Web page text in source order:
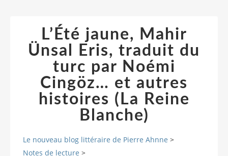
L’Été jaune, Mahir
Ünsal Eris, traduit du
turc par Noémi
Cingöz… et autres
histoires (La Reine
Blanche)
Le nouveau blog littéraire de Pierre Ahnne >
Notes de lecture >